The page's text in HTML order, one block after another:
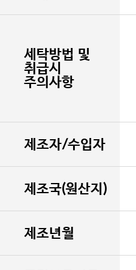
세탁방법 및
취급시
주의사항
제조자/수입자
제조국(원산지)
제조년월